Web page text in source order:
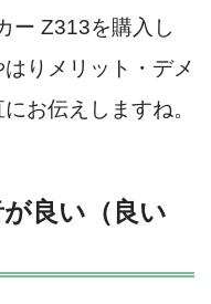
ー Z313を購入し
りメリット・デメ
お伝えしますね。
良い（良い